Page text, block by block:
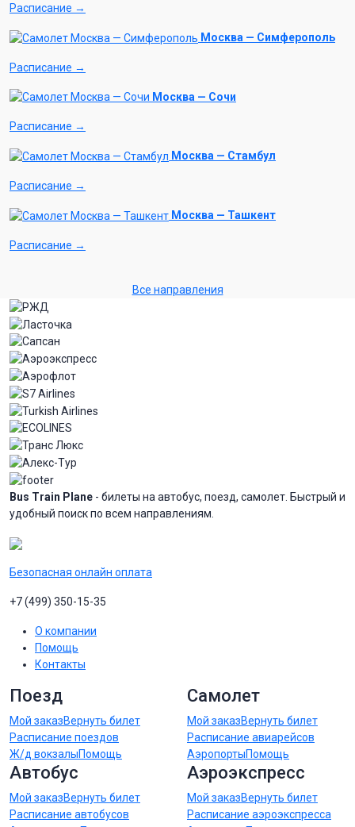
Расписание →
Москва — Симферополь
Расписание →
Москва — Сочи
Расписание →
Москва — Стамбул
Расписание →
Москва — Ташкент
Расписание →
Все направления
Bus Train Plane - билеты на автобус, поезд, самолет. Быстрый и
удобный поиск по всем направлениям.
Безопасная онлайн оплата
+7 (499) 350-15-35
О компании
Помощь
Контакты
Поезд
Мой заказВернуть билет
Расписание поездов
Ж/д вокзалыПомощь
Самолет
Мой заказВернуть билет
Расписание авиарейсов
АэропортыПомощь
Автобус
Мой заказВернуть билет
Расписание автобусов
Аэроэкспресс
Мой заказВернуть билет
Расписание аэроэкспресса